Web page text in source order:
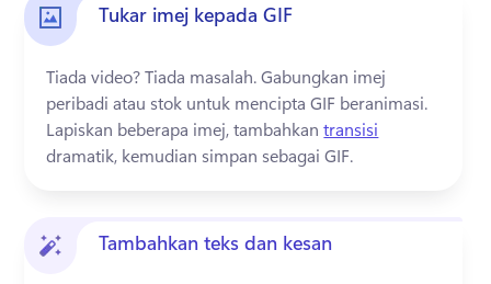
Tukar imej kepada GIF
Tiada video? Tiada masalah. Gabungkan imej
Lapiskan beberapa imej, tambahkan transisi
dramatik, kemudian simpan sebagai GIF.
Tambahkan teks dan kesan